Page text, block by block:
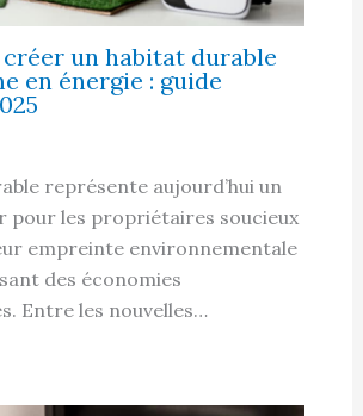
un habitat durable
en énergie : guide
représente aujourd’hui un
pour les propriétaires soucieux
empreinte environnementale
des économies
Entre les nouvelles…